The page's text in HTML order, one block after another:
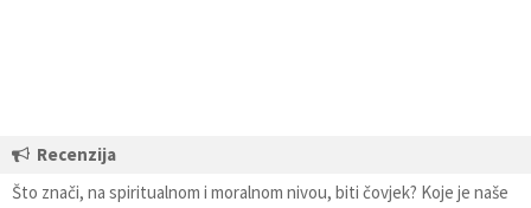
Recenzija
Što znači, na spiritualnom i moralnom nivou, biti čovjek? Koje je naše